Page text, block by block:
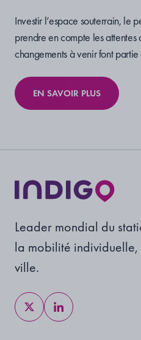
Investir l’espace souterrain, le
prendre en compte les attentes
changements à venir font
EN SAVOIR PLUS
Leader mondial du
la mobilité individuelle,
ville.